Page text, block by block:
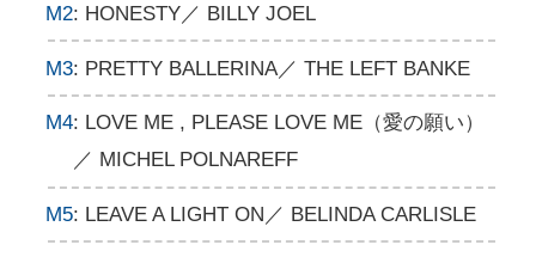
M2: HONESTY／ BILLY JOEL
M3: PRETTY BALLERINA／ THE LEFT BANKE
M4: LOVE ME , PLEASE LOVE ME（愛の願い）
／ MICHEL POLNAREFF
M5: LEAVE A LIGHT ON／ BELINDA CARLISLE